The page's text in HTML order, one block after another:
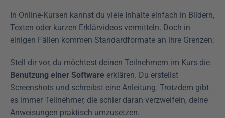
In Online-Kursen kannst du viele Inhalte einfach in Bildern,
Texten oder kurzen Erklärvideos vermitteln. Doch in
einigen Fällen kommen Standardformate an ihre Grenzen:
Benutzung einer Software erklären. Du erstellst
Screenshots und schreibst eine Anleitung. Trotzdem gibt
es immer Teilnehmer, die schier daran verzweifeln, deine
Anweisungen praktisch umzusetzen.